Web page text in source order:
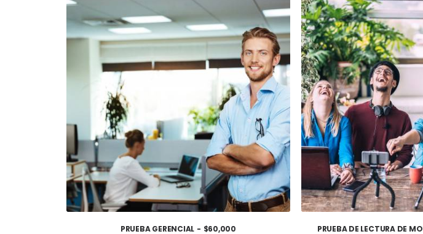
PRUEBA GERENCIAL $60,000 PRUEBA DE LECTURA DE